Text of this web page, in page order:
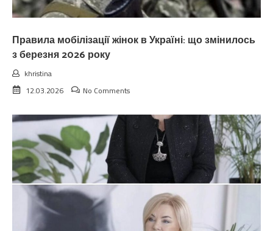
Правила мобілізації жінок в Україні: що змінилось
з березня 2026 року
khristina
12.03.2026
No Comments